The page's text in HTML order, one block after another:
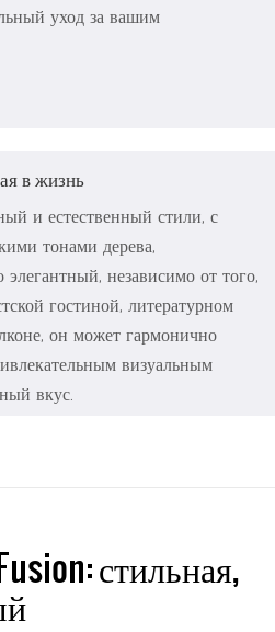
уход за вашим
в жизнь
и естественный стили, с
тонами дерева,
независимо от того,
гостиной, литературном
он может гармонично
визуальным
вкус.
стильная,